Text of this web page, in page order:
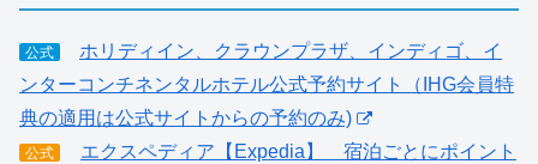
公式
ホリディイン、クラウンプラザ、インディゴ、イ
ンターコンチネンタルホテル公式予約サイト（IHG会員特
典の適用は公式サイトからの予約のみ)
公式
エクスペディア【Expedia】 宿泊ごとにポイント